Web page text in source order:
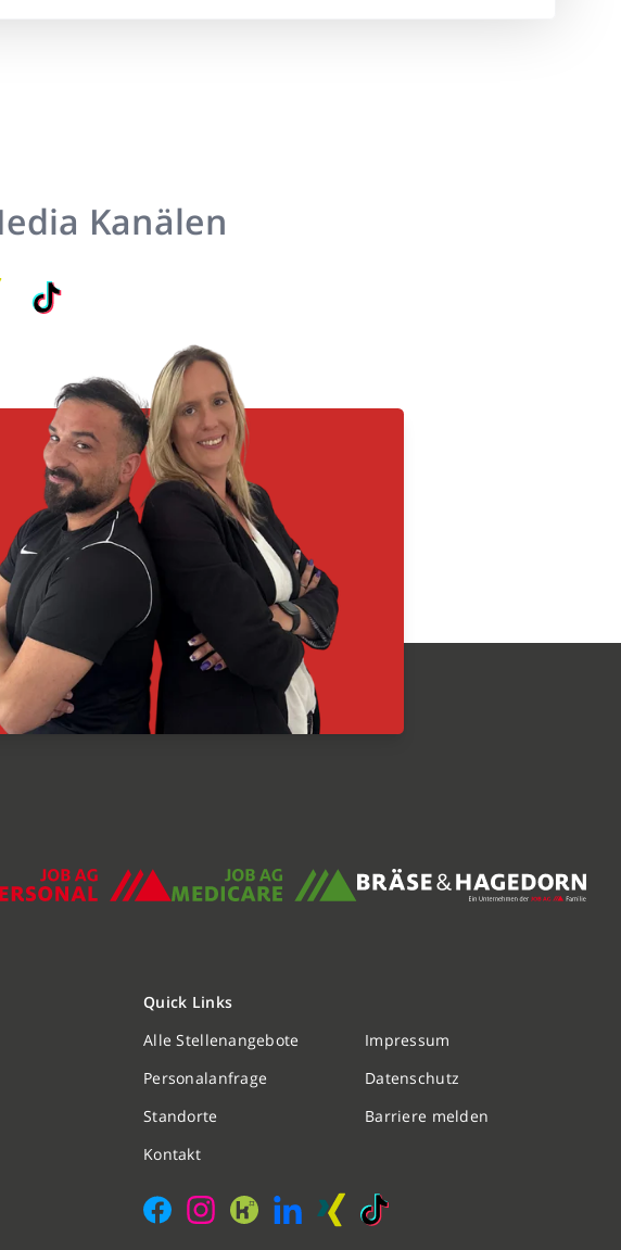
Nachricht schreiben
Personalanfrage
Kanälen
Quick Links
Alle Stellenangebote
Personalanfrage
Standorte
Kontakt
Impressum
Datenschutz
Barriere melden